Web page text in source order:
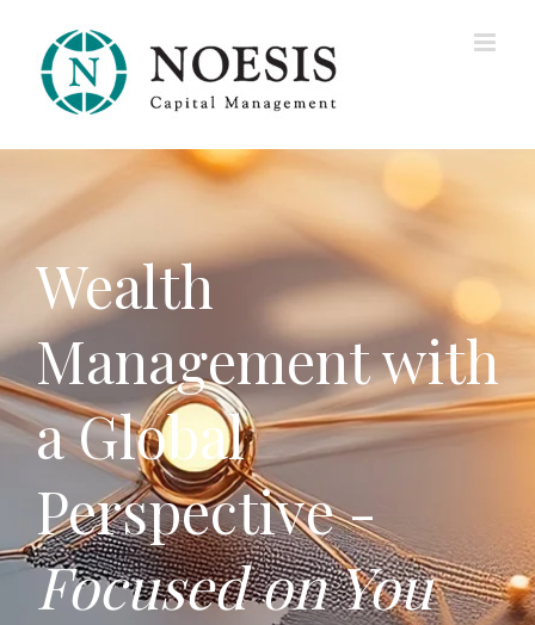
inhoud
Wealth
Management with
a Global
Perspective -
Focused on You